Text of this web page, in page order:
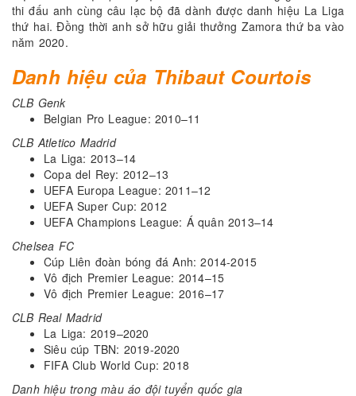
thi đấu anh cùng câu lạc bộ đã dành được danh hiệu La Liga
thứ hai. Đồng thời anh sở hữu giải thưởng Zamora thứ ba vào
năm 2020.
Danh hiệu của Thibaut Courtois
CLB Genk
Belgian Pro League: 2010–11
CLB Atletico Madrid
La Liga: 2013–14
Copa del Rey: 2012–13
UEFA Europa League: 2011–12
UEFA Super Cup: 2012
UEFA Champions League: Á quân 2013–14
Chelsea FC
Cúp Liên đoàn bóng đá Anh: 2014-2015
Vô địch Premier League: 2014–15
Vô địch Premier League: 2016–17
CLB Real Madrid
La Liga: 2019–2020
Siêu cúp TBN: 2019-2020
FIFA Club World Cup: 2018
Danh hiệu trong màu áo đội tuyển quốc gia